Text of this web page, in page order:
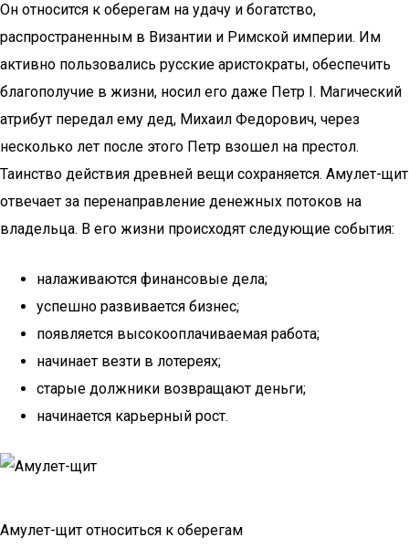
Он относится к оберегам на удачу и богатство,
распространенным в Византии и Римской империи. Им
активно пользовались русские аристократы, обеспечить
благополучие в жизни, носил его даже Петр I. Магический
атрибут передал ему дед, Михаил Федорович, через
несколько лет после этого Петр взошел на престол.
Таинство действия древней вещи сохраняется. Амулет-щит
отвечает за перенаправление денежных потоков на
владельца. В его жизни происходят следующие события:
налаживаются финансовые дела;
успешно развивается бизнес;
появляется высокооплачиваемая работа;
начинает везти в лотереях;
старые должники возвращают деньги;
начинается карьерный рост.
Амулет-щит относиться к оберегам